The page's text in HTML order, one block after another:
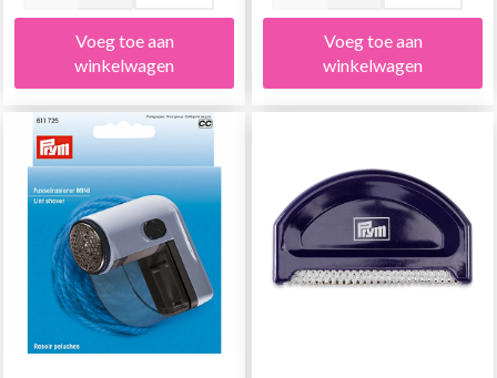
Voeg toe aan
winkelwagen
Voeg toe aan
winkelwagen